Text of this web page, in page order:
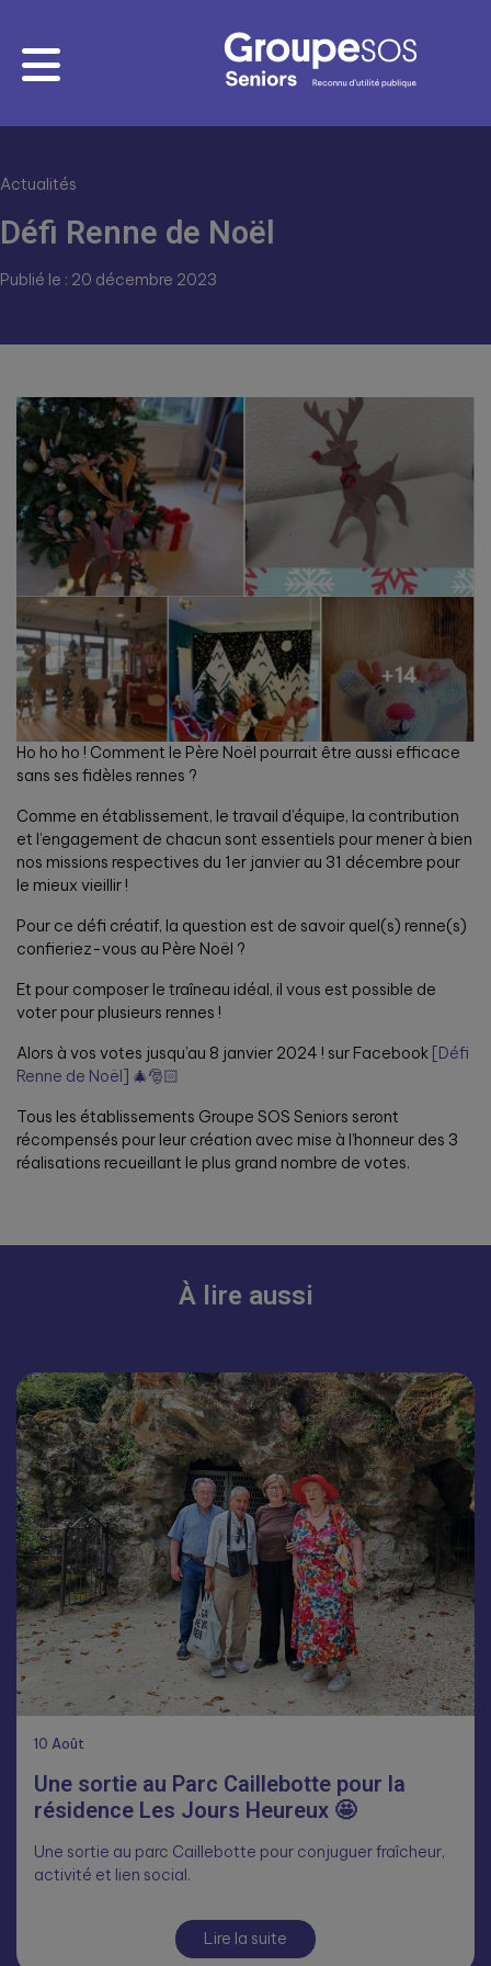
Actualités
Défi Renne de Noël
Publié le : 20 décembre 2023
Ho ho ho ! Comment le Père Noël pourrait être aussi efficace
sans ses fidèles rennes ?
Comme en établissement, le travail d’équipe, la contribution
et l’engagement de chacun sont essentiels pour mener à bien
nos missions respectives du 1er janvier au 31 décembre pour
le mieux vieillir !
Pour ce défi créatif, la question est de savoir quel(s) renne(s)
confieriez-vous au Père Noël ?
Et pour composer le traîneau idéal, il vous est possible de
voter pour plusieurs rennes !
Alors à vos votes jusqu’au 8 janvier 2024 ! sur Facebook [Défi
Renne de Noël] 🎄🎅🏻
Tous les établissements Groupe SOS Seniors seront
récompensés pour leur création avec mise à l’honneur des 3
réalisations recueillant le plus grand nombre de votes.
À lire aussi
10 Août
Une sortie au Parc Caillebotte pour la
résidence Les Jours Heureux 🤩
Une sortie au parc Caillebotte pour conjuguer fraîcheur,
activité et lien social.
Lire la suite